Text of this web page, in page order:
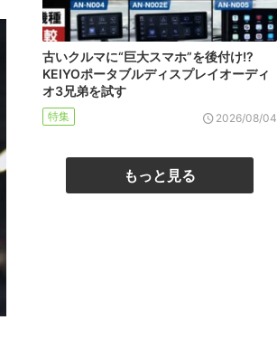
古いクルマに“巨大スマホ”を後付け!?
KEIYOポータブルディスプレイオーディ
オ3兄弟を試す
特集 2026/08/04
もっと見る